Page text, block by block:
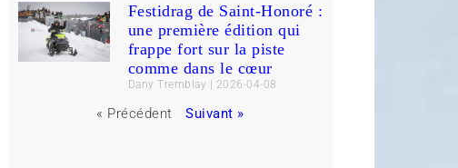
Festidrag de Saint-Honoré :
une première édition qui
frappe fort sur la piste
comme dans le cœur
Dany Tremblay 2026-04-08
« Précédent Suivant »